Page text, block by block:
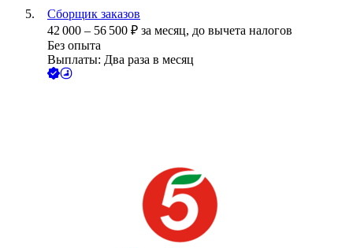
Сборщик заказов
42 000 – 56 500 ₽ за месяц, до вычета налогов
Без опыта
Выплаты: Два раза в месяц